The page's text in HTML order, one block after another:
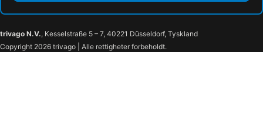
trivago N.V., Kesselstraße 5 – 7, 40221 Düsseldorf, Tyskland
Copyright 2026 trivago | Alle rettigheter forbeholdt.